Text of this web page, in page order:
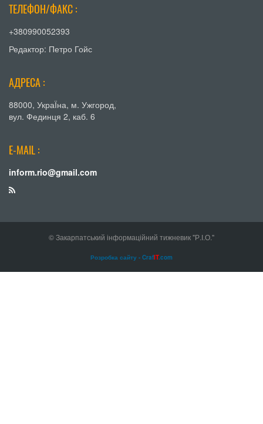
ТЕЛЕФОН/ФАКС :
+380990052393
Редактор: Петро Гойс
АДРЕСА :
88000, УкраЇна, м. Ужгород,
вул. Фединця 2, каб. 6
E-MAIL :
inform.rio@gmail.com
© Закарпатський інформаційний тижневик "Р.І.О."
Розробка сайту - CrafIT.com